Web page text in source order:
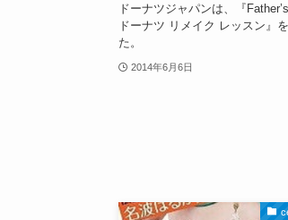
ドーナツジャパンは、『
ドーナツ リメイク レッスン』
た。
2014年6月6日